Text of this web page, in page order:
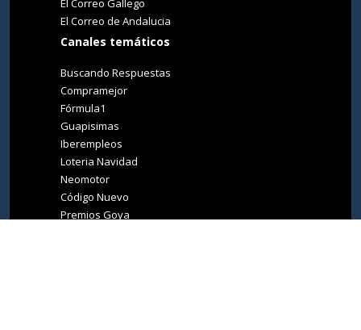
El Correo Gallego
El Correo de Andalucia
Canales temáticos
Buscando Respuestas
Compramejor
Fórmula1
Guapisimas
Iberempleos
Loteria Navidad
Neomotor
Código Nuevo
Premios Goya